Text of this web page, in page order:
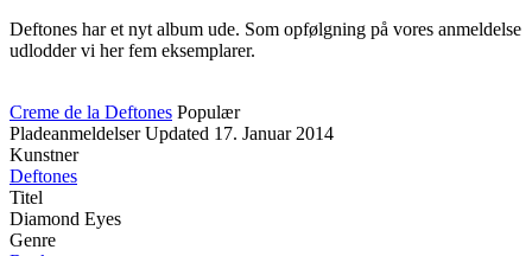
Deftones har et nyt album ude. Som opfølgning på vores anmeldelse
udlodder vi her fem eksemplarer.
Creme de la Deftones Populær
Pladeanmeldelser Updated 17. Januar 2014
Kunstner
Deftones
Titel
Diamond Eyes
Genre